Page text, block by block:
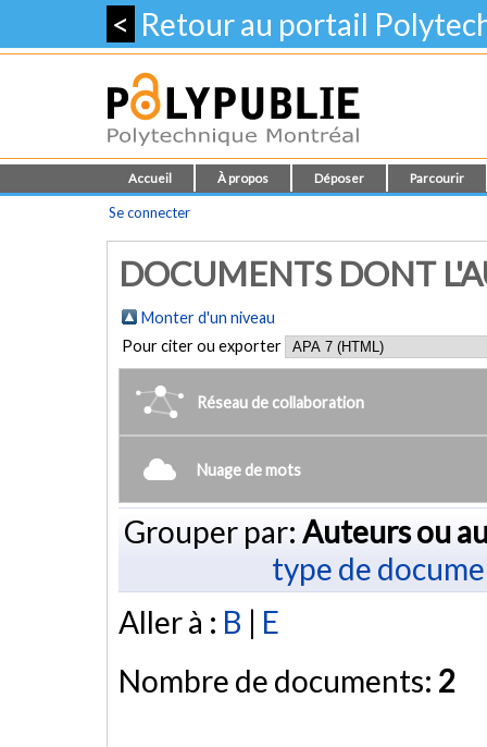
< Retour au portail
Accueil À propos Déposer Parcourir
Se connecter
DOCUMENTS DONT
Monter d'un niveau
Pour citer ou exporter
Réseau de collaboration
Nuage de mots
Grouper par: Auteurs ou
type de
Aller à : B | E
Nombre de documents: 2